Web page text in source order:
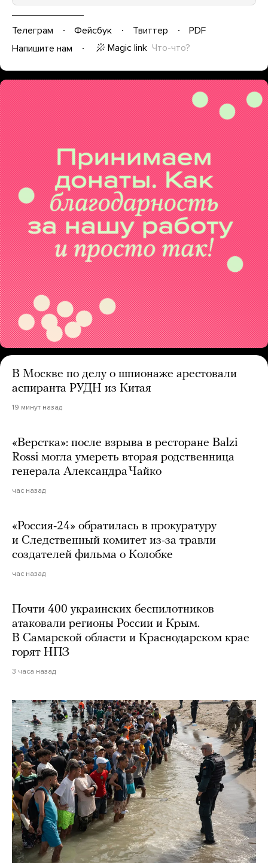
Телеграм Фейсбук Твиттер
PDF
Напишите нам
Magic link Что-что?
В Москве по делу о шпионаже арестовали
аспиранта РУДН из Китая
19 минут назад
«Верстка»: после взрыва в ресторане Balzi
Rossi могла умереть вторая родственница
генерала Александра Чайко
час назад
«Россия-24» обратилась в прокуратуру
и Следственный комитет из-за травли
создателей фильма о Колобке
час назад
Почти 400 украинских беспилотников
атаковали регионы России и Крым.
В Самарской области и Краснодарском крае
горят НПЗ
3 часа назад